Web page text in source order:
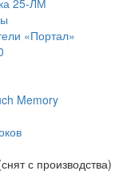
25-ЛМ
«Портал»
Memory
с производства)